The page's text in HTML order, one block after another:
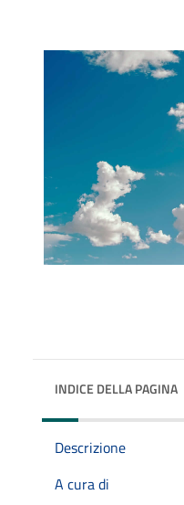
INDICE DELLA PAGINA
Descrizione
A cura di